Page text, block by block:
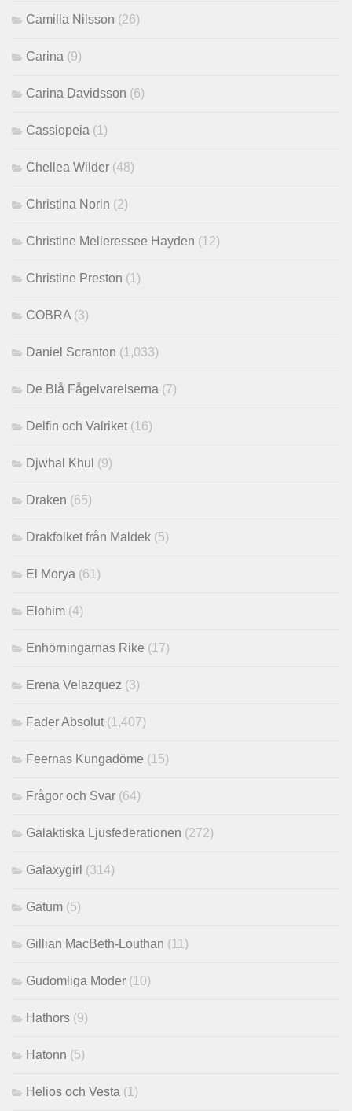
Camilla Nilsson (26)
Carina (9)
Carina Davidsson (6)
Cassiopeia (1)
Chellea Wilder (48)
Christina Norin (2)
Christine Melieressee Hayden (12)
Christine Preston (1)
COBRA (3)
Daniel Scranton (1,033)
De Blå Fågelvarelserna (7)
Delfin och Valriket (16)
Djwhal Khul (9)
Draken (65)
Drakfolket från Maldek (5)
El Morya (61)
Elohim (4)
Enhörningarnas Rike (17)
Erena Velazquez (3)
Fader Absolut (1,407)
Feernas Kungadöme (15)
Frågor och Svar (64)
Galaktiska Ljusfederationen (272)
Galaxygirl (314)
Gatum (5)
Gillian MacBeth-Louthan (11)
Gudomliga Moder (10)
Hathors (9)
Hatonn (5)
Helios och Vesta (1)